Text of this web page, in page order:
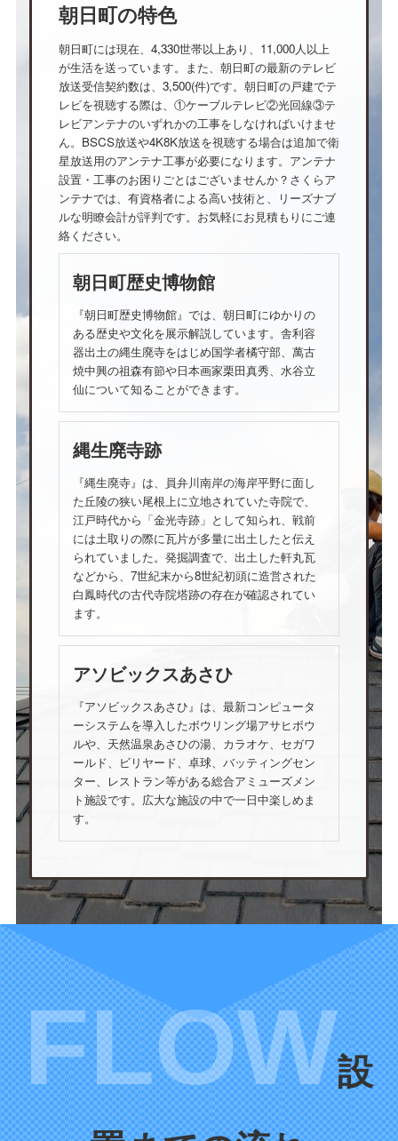
朝日町の特色
朝日町には現在、4,330世帯以上あり、11,000人以上
が生活を送っています。また、朝日町の最新のテレビ
放送受信契約数は、3,500(件)です。朝日町の戸建でテ
レビを視聴する際は、①ケーブルテレビ②光回線③テ
レビアンテナのいずれかの工事をしなければいけませ
ん。BSCS放送や4K8K放送を視聴する場合は追加で衛
星放送用のアンテナ工事が必要になります。アンテナ
設置・工事のお困りごとはございませんか？さくらア
ンテナでは、有資格者による高い技術と、リーズナブ
ルな明瞭会計が評判です。お気軽にお見積もりにご連
絡ください。
朝日町歴史博物館
『朝日町歴史博物館』では、朝日町にゆかりの
ある歴史や文化を展示解説しています。舎利容
器出土の縄生廃寺をはじめ国学者橘守部、萬古
焼中興の祖森有節や日本画家栗田真秀、水谷立
仙について知ることができます。
縄生廃寺跡
『縄生廃寺』は、員弁川南岸の海岸平野に面し
た丘陵の狭い尾根上に立地されていた寺院で、
江戸時代から「金光寺跡」として知られ、戦前
には土取りの際に瓦片が多量に出土したと伝え
られていました。発掘調査で、出土した軒丸瓦
などから、7世紀末から8世紀初頭に造営された
白鳳時代の古代寺院塔跡の存在が確認されてい
ます。
アソビックスあさひ
『アソビックスあさひ』は、最新コンピュータ
ーシステムを導入したボウリング場アサヒボウ
ルや、天然温泉あさひの湯、カラオケ、セガワ
ールド、ビリヤード、卓球、バッティングセン
ター、レストラン等がある総合アミューズメン
ト施設です。広大な施設の中で一日中楽しめま
す。
設